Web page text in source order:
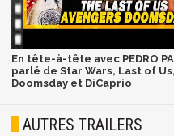
En tête-à-tête avec PEDRO
parlé de Star Wars, Last of
Doomsday et DiCaprio
AUTRES TRAILERS